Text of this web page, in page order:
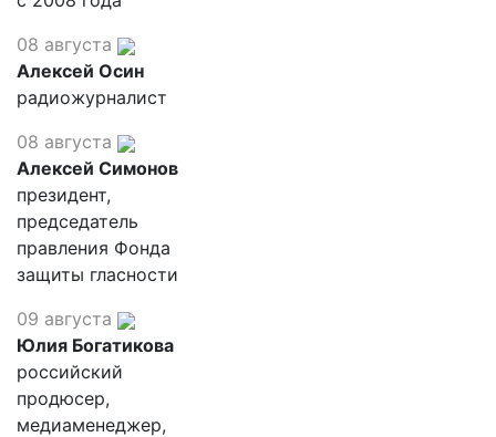
08 августа
Алексей Осин
радиожурналист
08 августа
Алексей Симонов
президент,
председатель
правления Фонда
защиты гласности
09 августа
Юлия Богатикова
российский
продюсер,
медиаменеджер,